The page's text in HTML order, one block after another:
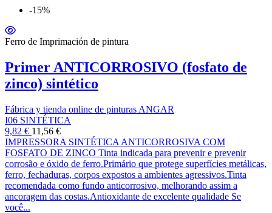
-15%
Ferro de Imprimación de pintura
Primer ANTICORROSIVO (fosfato de
zinco) sintético
Fábrica y tienda online de pinturas ANGAR
I06 SINTÉTICA
9,82 € 11,56 €
IMPRESSORA SINTÉTICA ANTICORROSIVA COM
FOSFATO DE ZINCO Tinta indicada para prevenir e prevenir
corrosão e óxido de ferro.Primário que protege superfícies metálicas,
ferro, fechaduras, corpos expostos a ambientes agressivos.Tinta
recomendada como fundo anticorrosivo, melhorando assim a
ancoragem das costas.Antioxidante de excelente qualidade Se
você...